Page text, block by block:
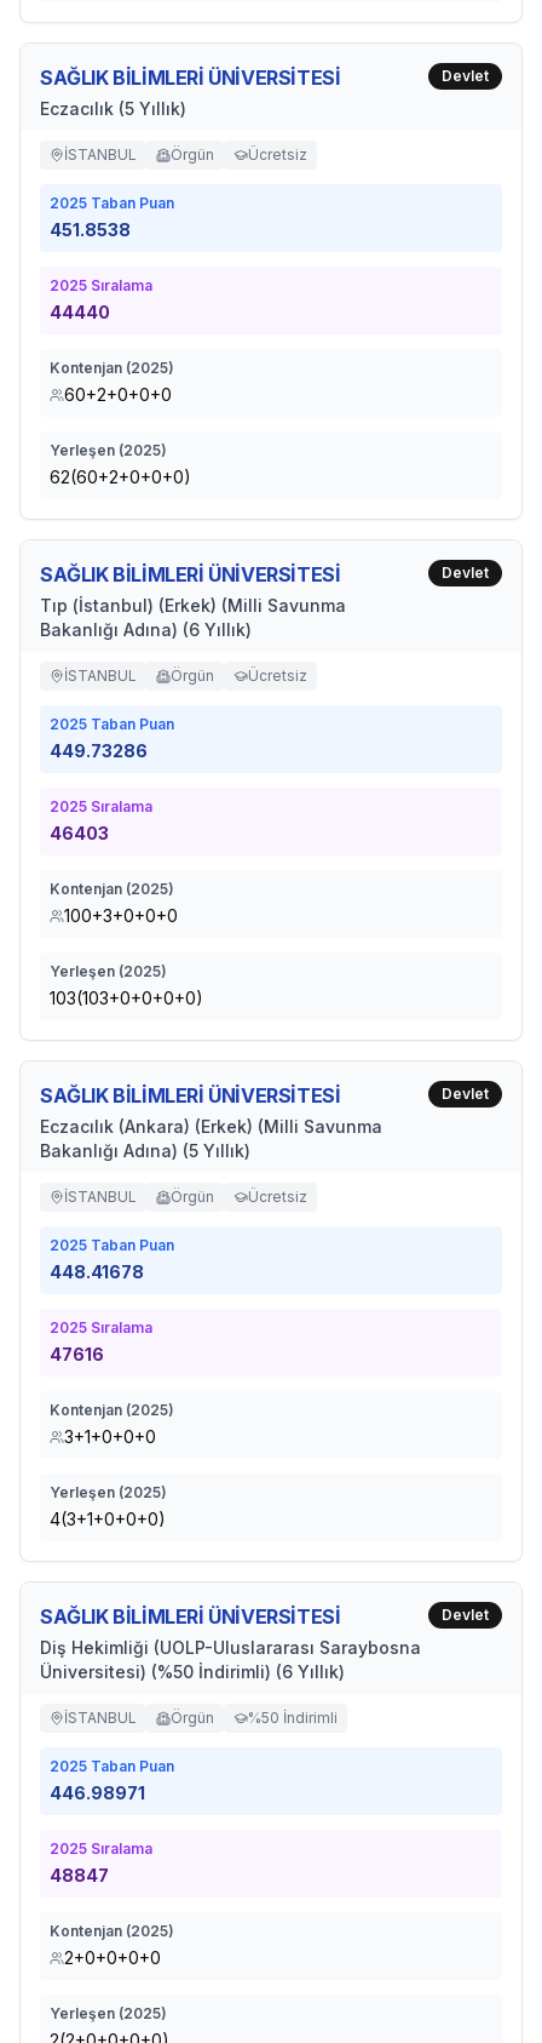
SAĞLIK BİLİMLERİ ÜNİVERSİTESİ
Eczacılık (5 Yıllık)
Devlet
İSTANBUL Örgün Ücretsiz
2025 Taban Puan
451.8538
2025 Sıralama
44440
Kontenjan (2025)
60+2+0+0+0
Yerleşen (2025)
62(60+2+0+0+0)
SAĞLIK BİLİMLERİ ÜNİVERSİTESİ
Tıp (İstanbul) (Erkek) (Milli Savunma
Bakanlığı Adına) (6 Yıllık)
Devlet
İSTANBUL Örgün Ücretsiz
2025 Taban Puan
449.73286
2025 Sıralama
46403
Kontenjan (2025)
100+3+0+0+0
Yerleşen (2025)
103(103+0+0+0+0)
SAĞLIK BİLİMLERİ ÜNİVERSİTESİ
Eczacılık (Ankara) (Erkek) (Milli Savunma
Bakanlığı Adına) (5 Yıllık)
Devlet
İSTANBUL Örgün Ücretsiz
2025 Taban Puan
448.41678
2025 Sıralama
47616
Kontenjan (2025)
3+1+0+0+0
Yerleşen (2025)
4(3+1+0+0+0)
SAĞLIK BİLİMLERİ ÜNİVERSİTESİ
Diş Hekimliği (UOLP-Uluslararası Saraybosna
Üniversitesi) (%50 İndirimli) (6 Yıllık)
Devlet
İSTANBUL Örgün %50 İndirimli
2025 Taban Puan
446.98971
2025 Sıralama
48847
Kontenjan (2025)
2+0+0+0+0
Yerleşen (2025)